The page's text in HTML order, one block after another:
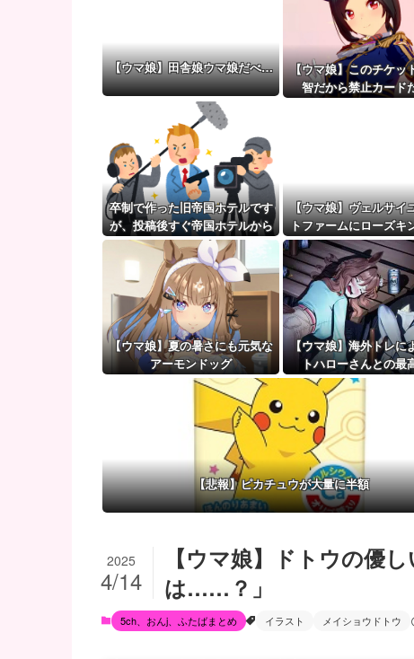
偶然のホラー。民泊した部屋の壁に、10年前の自分
アガサ博士「今日はみんなでうなぎを食べに行くぞい
【スパロボY】しかしクロウはやっぱいいな！主人公
宮澤エマに「国宝級の浴衣美人」の声！「マイ・フ
【ウマ娘】（審議）無凸ブーケと完凸シャカール、
【ウマ娘】覚醒Lv6、7の解放が今後2か月置きに実
【ウマ娘】田舎娘ウマ娘だべ…
【ウマ娘】このチケッ
智だから禁止カード
卒制で作った旧帝国ホテルです
が、投稿後すぐ帝国ホテルから
連絡があり・・・・・
【ウマ娘】ヴェルサイ
トファームにローズキ
のパネルが到着
【ウマ娘】夏の暑さにも元気な
アーモンドッグ
【ウマ娘】海外トレに
トハローさんとの最
【悲報】ピカチュウが大量に半額
【ウマ娘】ドトウの優
は……？」
2025
4/14
5ch、おんj、ふたばまとめ イラスト メイショウドトウ